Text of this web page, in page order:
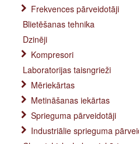
Frekvences pārveidotāji
Blietēšanas tehnika
Dzinēji
Kompresori
Laboratorijas taisngrieži
Mēriekārtas
Metināšanas iekārtas
Sprieguma pārveidotāji
Industriālie sprieguma